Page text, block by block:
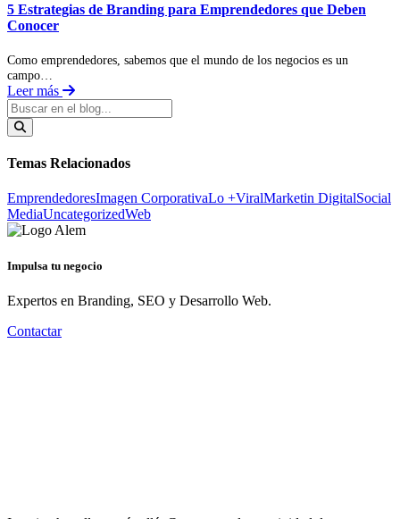
5 Estrategias de Branding para Emprendedores que Deben
Conocer
Como emprendedores, sabemos que el mundo de los negocios es un
campo…
Leer más
Temas Relacionados
EmprendedoresImagen CorporativaLo +ViralMarketin DigitalSocial
MediaUncategorizedWeb
Impulsa tu negocio
Expertos en Branding, SEO y Desarrollo Web.
Contactar